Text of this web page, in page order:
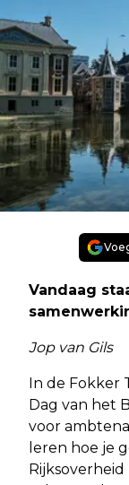
Vandaag
Jop van Gils
In de Fokker
Dag van het
voor
leren hoe je